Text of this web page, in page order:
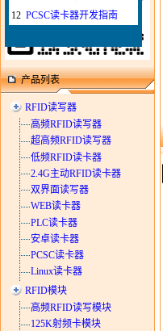
产品列表
RFID读写器
高频RFID读写器
超高频RFID读写器
低频RFID读卡器
2.4G主动RFID读卡器
双界面读写器
WEB读卡器
PLC读卡器
安卓读卡器
PCSC读卡器
Linux读卡器
RFID模块
高频RFID读写模块
125K射频卡模块
12 PCSC读卡器开发指南